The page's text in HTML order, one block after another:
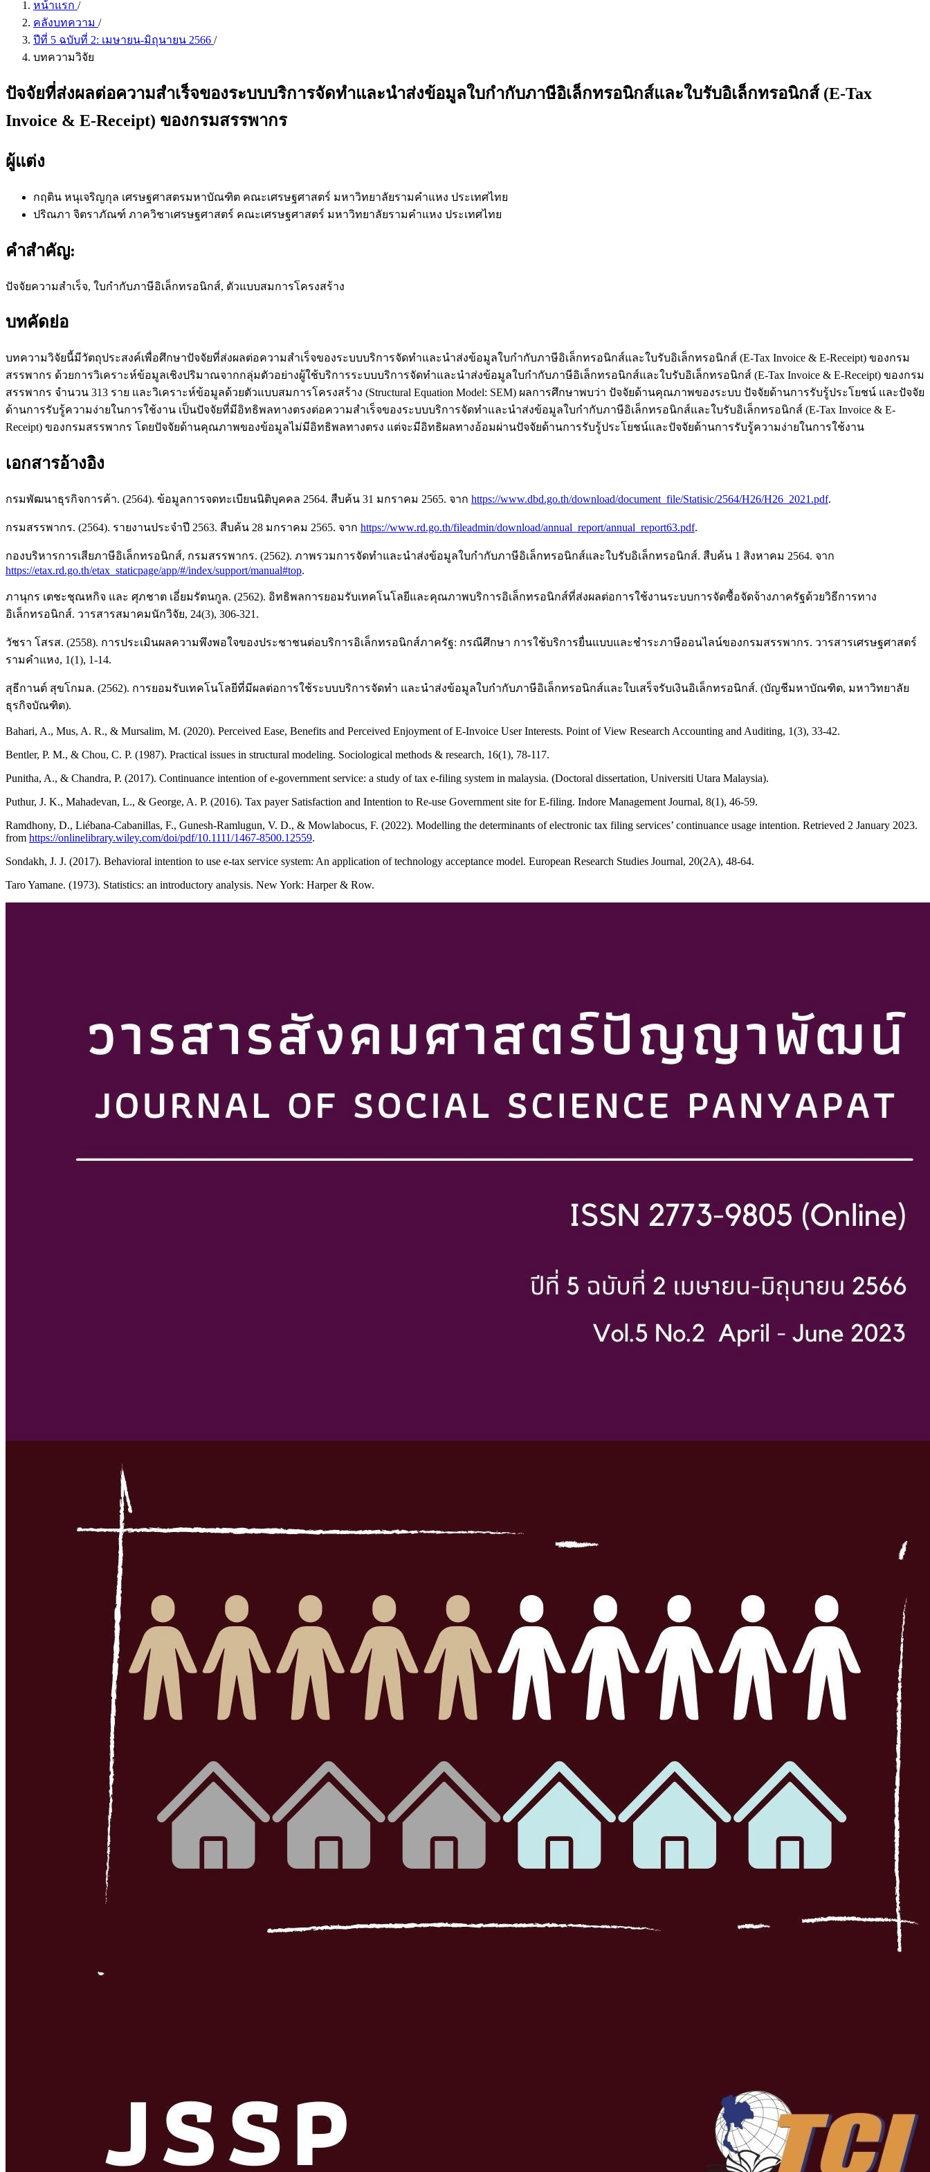
หน้าแรก /
คลังบทความ /
ปีที่ 5 ฉบับที่ 2: เมษายน-มิถุนายน 2566 /
บทความวิจัย
ปัจจัยที่ส่งผลต่อความสำเร็จของระบบบริการจัดทำและนำส่งข้อมูลใบกำกับภาษีอิเล็กทรอนิกส์และใบรับอิเล็กทรอนิกส์ (E-Tax
Invoice & E-Receipt) ของกรมสรรพากร
ผู้แต่ง
กฤติน หนุเจริญกุล เศรษฐศาสตรมหาบัณฑิต คณะเศรษฐศาสตร์ มหาวิทยาลัยรามคำแหง ประเทศไทย
ปริณภา จิตราภัณฑ์ ภาควิชาเศรษฐศาสตร์ คณะเศรษฐศาสตร์ มหาวิทยาลัยรามคำแหง ประเทศไทย
คำสำคัญ:
ปัจจัยความสำเร็จ, ใบกำกับภาษีอิเล็กทรอนิกส์, ตัวแบบสมการโครงสร้าง
บทคัดย่อ
บทความวิจัยนี้มีวัตถุประสงค์เพื่อศึกษาปัจจัยที่ส่งผลต่อความสำเร็จของระบบบริการจัดทำและนำส่งข้อมูลใบกำกับภาษีอิเล็กทรอนิกส์และใบรับอิเล็กทรอนิกส์ (E-Tax Invoice & E-Receipt) ของกรม
สรรพากร ด้วยการวิเคราะห์ข้อมูลเชิงปริมาณจากกลุ่มตัวอย่างผู้ใช้บริการระบบบริการจัดทำและนำส่งข้อมูลใบกำกับภาษีอิเล็กทรอนิกส์และใบรับอิเล็กทรอนิกส์ (E-Tax Invoice & E-Receipt) ของกรม
สรรพากร จำนวน 313 ราย และวิเคราะห์ข้อมูลด้วยตัวแบบสมการโครงสร้าง (Structural Equation Model: SEM) ผลการศึกษาพบว่า ปัจจัยด้านคุณภาพของระบบ ปัจจัยด้านการรับรู้ประโยชน์ และปัจจัย
ด้านการรับรู้ความง่ายในการใช้งาน เป็นปัจจัยที่มีอิทธิพลทางตรงต่อความสำเร็จของระบบบริการจัดทำและนำส่งข้อมูลใบกำกับภาษีอิเล็กทรอนิกส์และใบรับอิเล็กทรอนิกส์ (E-Tax Invoice & E-
Receipt) ของกรมสรรพากร โดยปัจจัยด้านคุณภาพของข้อมูลไม่มีอิทธิพลทางตรง แต่จะมีอิทธิผลทางอ้อมผ่านปัจจัยด้านการรับรู้ประโยชน์และปัจจัยด้านการรับรู้ความง่ายในการใช้งาน
เอกสารอ้างอิง
กรมพัฒนาธุรกิจการค้า. (2564). ข้อมูลการจดทะเบียนนิติบุคคล 2564. สืบค้น 31 มกราคม 2565. จาก https://www.dbd.go.th/download/document_file/Statisic/2564/H26/H26_2021.pdf.
กรมสรรพากร. (2564). รายงานประจำปี 2563. สืบค้น 28 มกราคม 2565. จาก https://www.rd.go.th/fileadmin/download/annual_report/annual_report63.pdf.
กองบริหารการเสียภาษีอิเล็กทรอนิกส์, กรมสรรพากร. (2562). ภาพรวมการจัดทำและนำส่งข้อมูลใบกำกับภาษีอิเล็กทรอนิกส์และใบรับอิเล็กทรอนิกส์. สืบค้น 1 สิงหาคม 2564. จาก
https://etax.rd.go.th/etax_staticpage/app/#/index/support/manual#top.
ภานุกร เตชะชุณหกิจ และ ศุภชาต เอี่ยมรัตนกูล. (2562). อิทธิพลการยอมรับเทคโนโลยีและคุณภาพบริการอิเล็กทรอนิกส์ที่ส่งผลต่อการใช้งานระบบการจัดซื้อจัดจ้างภาครัฐด้วยวิธีการทาง
อิเล็กทรอนิกส์. วารสารสมาคมนักวิจัย, 24(3), 306-321.
วัชรา โสรส. (2558). การประเมินผลความพึงพอใจของประชาชนต่อบริการอิเล็กทรอนิกส์ภาครัฐ: กรณีศึกษา การใช้บริการยื่นแบบและชำระภาษีออนไลน์ของกรมสรรพากร. วารสารเศรษฐศาสตร์
รามคำแหง, 1(1), 1-14.
สุธีกานต์ สุขโกมล. (2562). การยอมรับเทคโนโลยีที่มีผลต่อการใช้ระบบบริการจัดทำ และนำส่งข้อมูลใบกำกับภาษีอิเล็กทรอนิกส์และใบเสร็จรับเงินอิเล็กทรอนิกส์. (บัญชีมหาบัณฑิต, มหาวิทยาลัย
ธุรกิจบัณฑิต).
Bahari, A., Mus, A. R., & Mursalim, M. (2020). Perceived Ease, Benefits and Perceived Enjoyment of E-Invoice User Interests. Point of View Research Accounting and Auditing, 1(3), 33-42.
Bentler, P. M., & Chou, C. P. (1987). Practical issues in structural modeling. Sociological methods & research, 16(1), 78-117.
Punitha, A., & Chandra, P. (2017). Continuance intention of e-government service: a study of tax e-filing system in malaysia. (Doctoral dissertation, Universiti Utara Malaysia).
Puthur, J. K., Mahadevan, L., & George, A. P. (2016). Tax payer Satisfaction and Intention to Re-use Government site for E-filing. Indore Management Journal, 8(1), 46-59.
Ramdhony, D., Liébana‐Cabanillas, F., Gunesh‐Ramlugun, V. D., & Mowlabocus, F. (2022). Modelling the determinants of electronic tax filing services’ continuance usage intention. Retrieved 2 January 2023.
from https://onlinelibrary.wiley.com/doi/pdf/10.1111/1467-8500.12559.
Sondakh, J. J. (2017). Behavioral intention to use e-tax service system: An application of technology acceptance model. European Research Studies Journal, 20(2A), 48-64.
Taro Yamane. (1973). Statistics: an introductory analysis. New York: Harper & Row.